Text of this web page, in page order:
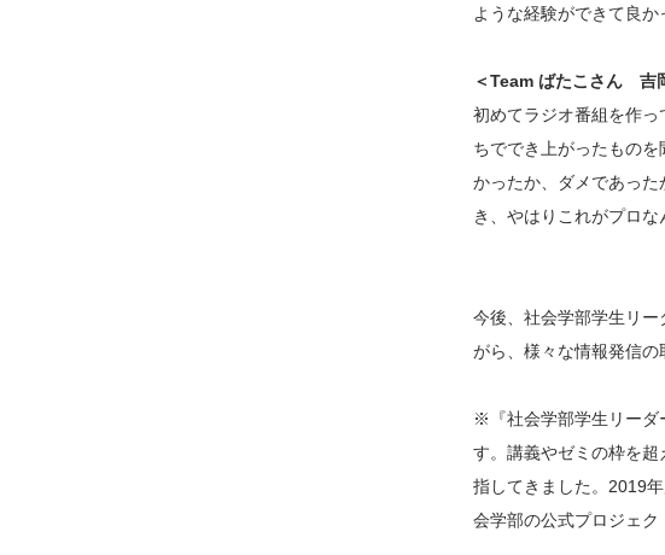
ような経験ができて良
＜Team ばたこさん 吉
初めてラジオ番組を作
ちででき上がったもの
かったか、ダメであっ
き、やはりこれがプロ
今後、社会学部学生リ
がら、様々な情報発信の
※『社会学部学生リーダ
す。講義やゼミの枠を
指してきました。2019
会学部の公式プロジェク